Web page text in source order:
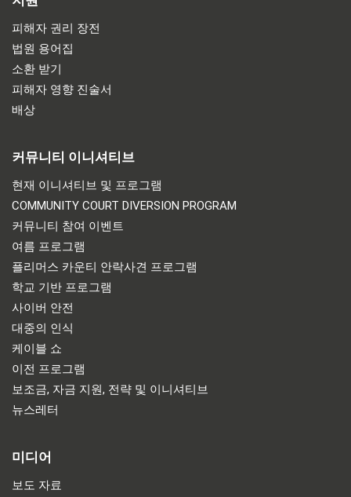
피해자 권리 장전
법원 용어집
소환 받기
피해자 영향 진술서
배상
커뮤니티 이니셔티브
현재 이니셔티브 및 프로그램
COMMUNITY COURT DIVERSION PROGRAM
커뮤니티 참여 이벤트
여름 프로그램
플리머스 카운티 안락사견 프로그램
학교 기반 프로그램
사이버 안전
대중의 인식
케이블 쇼
이전 프로그램
보조금, 자금 지원, 전략 및 이니셔티브
뉴스레터
미디어
보도 자료